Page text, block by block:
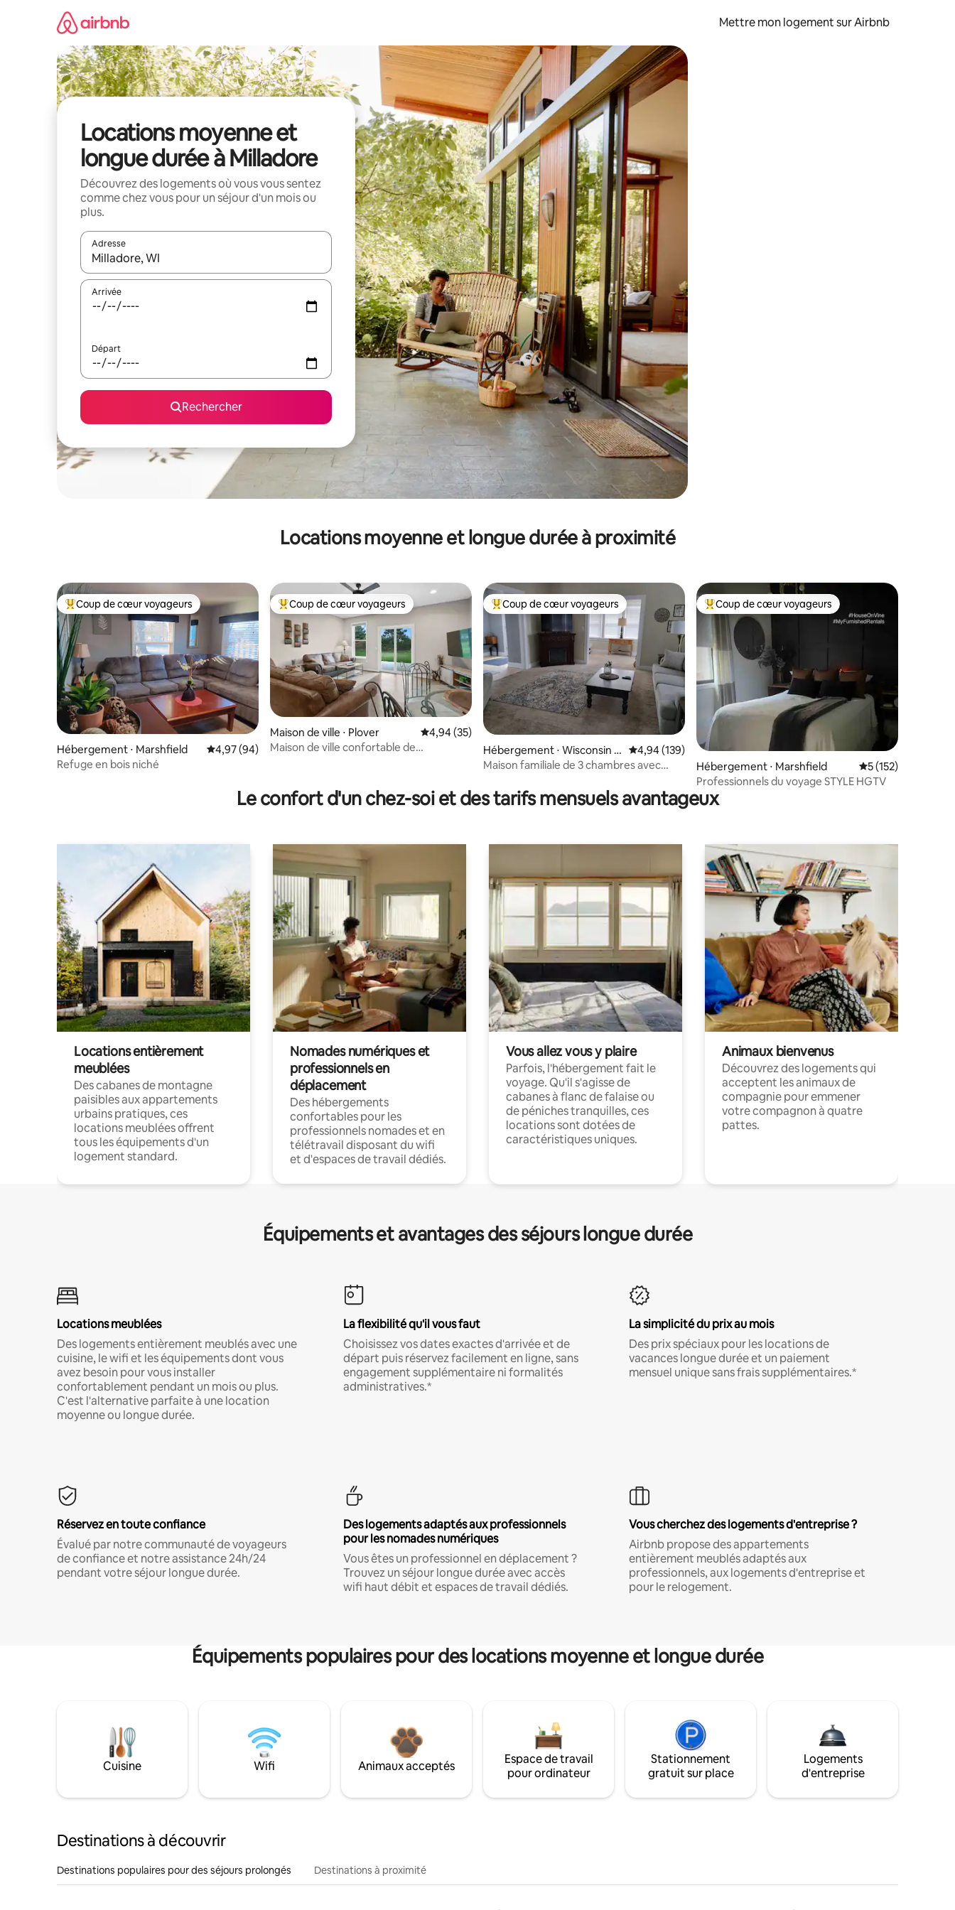
Mettre mon logement sur Airbnb
Locations moyenne et
longue durée à Milladore
Découvrez des logements où vous vous sentez
comme chez vous pour un séjour d'un mois ou
plus.
Adresse
Lorsque les résultats s'affichent, utilisez les flèches vers le haut et vers le bas pour les parcourir ou en appuyant et en faisant glisser.
Arrivée
Départ
Rechercher
Locations moyenne et longue durée à proximité
Coups de cœur voyageurs les plus appréciés
Coup de cœur voyageurs
Hébergement ⋅ Marshfield Évaluation moyenne sur la base de 94 commentaires : 4,97 sur 5
4,97 (94)
Refuge en bois niché
Coups de cœur voyageurs les plus appréciés
Coup de cœur voyageurs
Maison de ville ⋅ Plover Évaluation moyenne sur la base de 35 commentaires : 4,94 sur 5
4,94 (35)
Maison de ville confortable de
Coups de cœur voyageurs les plus appréciés
Coup de cœur voyageurs
Hébergement ⋅ Wisconsin R
apids
Évaluation moyenne sur la base de 139 commentaires : 4,94 sur 5
4,94 (139)
Maison familiale de 3 chambres avec
Coups de cœur voyageurs les plus appréciés
Coup de cœur voyageurs
Hébergement ⋅ Marshfield Évaluation
5 (152)
Professionnels du voyage STYLE HGTV
Le confort d'un chez-soi et des tarifs mensuels avantageux
Locations entièrement
meublées
Des cabanes de montagne
paisibles aux appartements
urbains pratiques, ces
locations meublées offrent
tous les équipements d'un
logement standard.
Nomades numériques et
professionnels en
déplacement
Des hébergements
confortables pour les
professionnels nomades et en
télétravail disposant du wifi
et d'espaces de travail dédiés.
Vous allez vous y plaire
Parfois, l'hébergement fait le
voyage. Qu'il s'agisse de
cabanes à flanc de falaise ou
de péniches tranquilles, ces
locations sont dotées de
caractéristiques uniques.
Animaux bienvenus
Découvrez des logements qui
acceptent les animaux de
compagnie pour emmener
votre compagnon à quatre
pattes.
Équipements et avantages des séjours longue durée
Locations meublées
Des logements entièrement meublés avec une
cuisine, le wifi et les équipements dont vous
avez besoin pour vous installer
confortablement pendant un mois ou plus.
C'est l'alternative parfaite à une location
moyenne ou longue durée.
La flexibilité qu'il vous faut
Choisissez vos dates exactes d'arrivée et de
départ puis réservez facilement en ligne, sans
engagement supplémentaire ni formalités
administratives.*
La simplicité du prix au mois
Des prix spéciaux pour les locations de
vacances longue durée et un paiement
mensuel unique sans frais supplémentaires.*
Réservez en toute confiance
Évalué par notre communauté de voyageurs
de confiance et notre assistance 24h/24
pendant votre séjour longue durée.
Des logements adaptés aux professionnels
pour les nomades numériques
Vous êtes un professionnel en déplacement ?
Trouvez un séjour longue durée avec accès
wifi haut débit et espaces de travail dédiés.
Vous cherchez des logements d'entreprise ?
Airbnb propose des appartements
entièrement meublés adaptés aux
professionnels, aux logements d'entreprise et
pour le relogement.
Équipements populaires pour des locations moyenne et longue durée
Cuisine Wifi Animaux acceptés
Espace de travail
pour ordinateur
Stationnement
gratuit sur place
Logements
d'entreprise
Destinations à découvrir
Destinations populaires pour des séjours prolongés Destinations à proximité